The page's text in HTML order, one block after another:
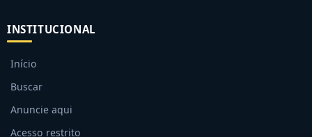
INSTITUCIONAL
Início
Buscar
Anuncie aqui
Acesso restrito